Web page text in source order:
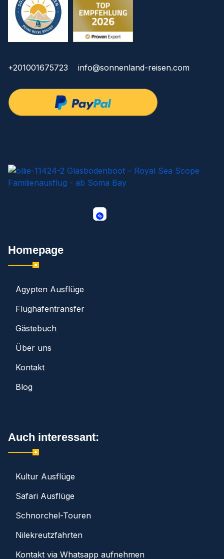
+201001675723 info@sonnenland-reisen.com
Homepage
Ägypten Ausflüge
Flughafentransfer
Gästebuch
Über uns
Kontakt
Blog
Auch interessant:
Kultur Ausflüge
Safari Ausflüge
Schnorchel-Touren
Nilekreutzfahrten
Kontakt via Whatsapp aufnehmen